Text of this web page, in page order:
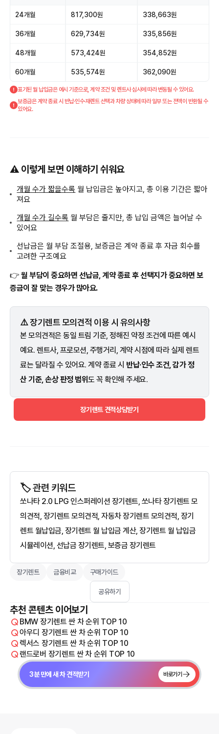
24개월 817,300원 338,663원
36개월 629,734원 335,856원
48개월 573,424원 354,852원
60개월 535,574원 362,090원
표기된 월 납입금은 예시 기준으로, 계약 조건 및 렌트사 심사에 따라 변동될 수 있어요.
보증금은 계약 종료 시 반납·인수·재렌트 선택과 차량 상태에 따라 일부 또는 전액이 반환될 수
있어요.
⚠️ 이렇게 보면 이해하기 쉬워요
개월 수가 짧을수록 월 납입금은 높아지고, 총 이용 기간은 짧아
져요
개월 수가 길수록 월 부담은 줄지만, 총 납입 금액은 늘어날 수
있어요
선납금은 월 부담 조절용, 보증금은 계약 종료 후 자금 회수를
고려한 구조예요
👉 월 부담이 중요하면 선납금, 계약 종료 후 선택지가 중요하면 보
증금이 잘 맞는 경우가 많아요.
⚠️ 장기렌트 모의견적 이용 시 유의사항
본 모의견적은 동일 트림 기준, 정해진 약정 조건에 따른 예시
예요. 렌트사, 프로모션, 주행거리, 계약 시점에 따라 실제 렌트
료는 달라질 수 있어요. 계약 종료 시 반납·인수 조건, 감가 정
산 기준, 손상 판정 범위도 꼭 확인해 주세요.
장기렌트 견적상담받기
🏷️ 관련 키워드
쏘나타 2.0 LPG 인스퍼레이션 장기렌트, 쏘나타 장기렌트 모
의견적, 장기렌트 모의견적, 자동차 장기렌트 모의견적, 장기
렌트 월납입금, 장기렌트 월 납입금 계산, 장기렌트 월 납입금
시뮬레이션, 선납금 장기렌트, 보증금 장기렌트
장기렌트 금융비교 구매가이드
공유하기
추천 콘텐츠 이어보기
BMW 장기렌트 싼 차 순위 TOP 10
아우디 장기렌트 싼 차 순위 TOP 10
렉서스 장기렌트 싼 차 순위 TOP 10
랜드로버 장기렌트 싼 차 순위 TOP 10
3분 만에 새 차 견적받기 바로가기